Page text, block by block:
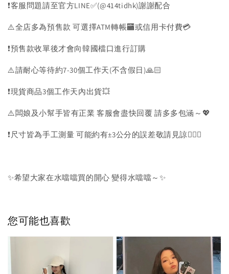
❗️客服問題請至官方LINE✅(@414tidhk)謝謝配合
⚠️全店多為預售款 可選擇ATM轉帳🏧或信用卡付費💳
❗️預售款收單後才會向韓國檔口進行訂購
⚠️請耐心等待約7-30個工作天(不含假日)🙏🏻
❗️現貨商品3個工作天內出貨💥
⚠️闆娘及小幫手皆有正業 客服會盡快回覆 請多多包涵～💖
❗️尺寸皆為手工測量 可能約有±3公分的誤差敬請見諒🙇🏻‍♀️
✨希望大家在水噹噹買的開心 變得水噹噹～✨
您可能也喜歡